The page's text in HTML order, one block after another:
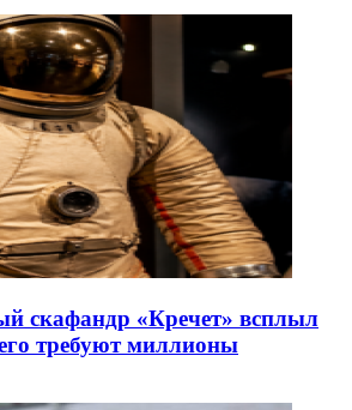
скафандр «Кречет» всплыл
требуют миллионы